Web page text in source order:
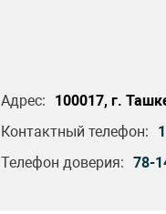
Адрес:
100017, г.
Контактный телефон:
Телефон доверия: 78-